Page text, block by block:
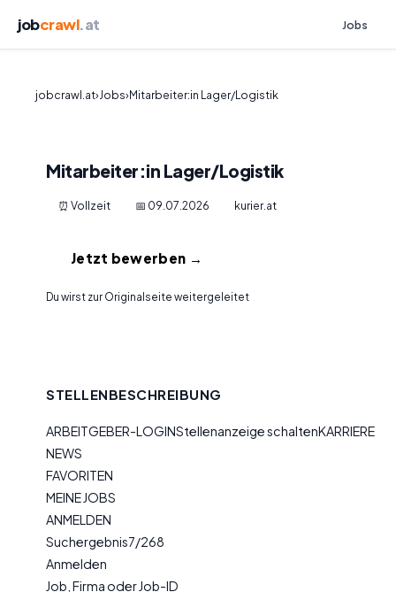
jobcrawl.at Jobs
jobcrawl.at›Jobs›Mitarbeiter:in Lager/Logistik
Mitarbeiter:in Lager/Logistik
⏰ Vollzeit 📅 09.07.2026 kurier.at
Jetzt bewerben →
Du wirst zur Originalseite weitergeleitet
STELLENBESCHREIBUNG
ARBEITGEBER-LOGINStellenanzeige schaltenKARRIERE
NEWS
FAVORITEN
MEINE JOBS
ANMELDEN
Suchergebnis7/268
Anmelden
Job, Firma oder Job-ID